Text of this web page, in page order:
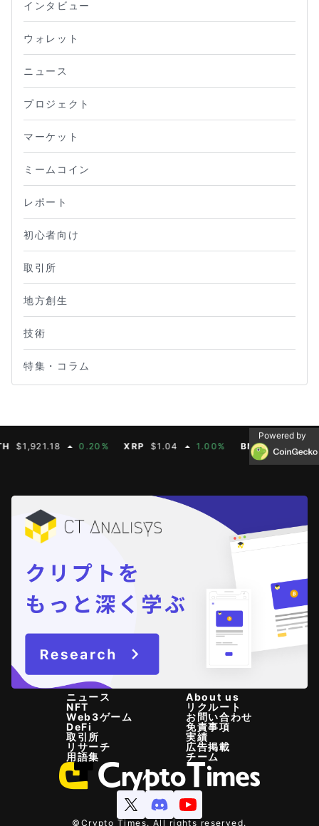
インタビュー
ウォレット
ニュース
プロジェクト
マーケット
ミームコイン
レポート
初心者向け
取引所
地方創生
技術
特集・コラム
0.20% XRP $1.04 1.00% BNB $604.50
Powered by
ニュース
NFT
Web3ゲーム
DeFi
取引所
リサーチ
用語集
About us
リクルート
お問い合わせ
免責事項
実績
広告掲載
チーム
©Crypto Times. All rights reserved.